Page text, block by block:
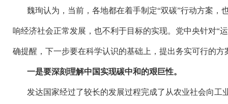
魏珣认为，当前，各地都在着手制定“双碳”行动方案，
响经济社会正常发展，也不利于目标的实现。党中央针对“
确提醒，下一步要在科学认识的基础上，提出务实可行的
一是要深刻理解中国实现碳中和的艰巨性。
发达国家经过了较长的发展过程完成了从农业社会向工